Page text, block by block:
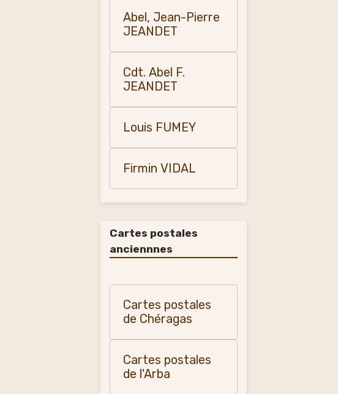
Abel, Jean-Pierre
JEANDET
Cdt. Abel F.
JEANDET
Louis FUMEY
Firmin VIDAL
Cartes postales
anciennnes
Cartes postales
de Chéragas
Cartes postales
de l'Arba